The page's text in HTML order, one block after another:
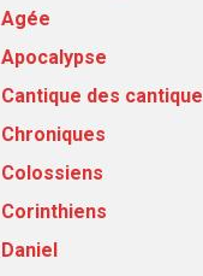
Agée
Apocalypse
Cantique des
Chroniques
Colossiens
Corinthiens
Daniel